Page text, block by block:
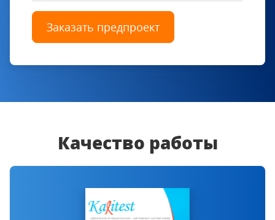
Заказать предпроект
Качество работы